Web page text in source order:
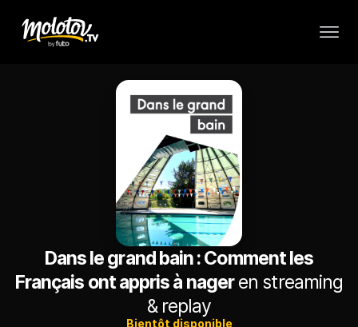
Dans le grand bain : Comment les
Français ont appris à nageren streaming
& replay
Bientôt disponible